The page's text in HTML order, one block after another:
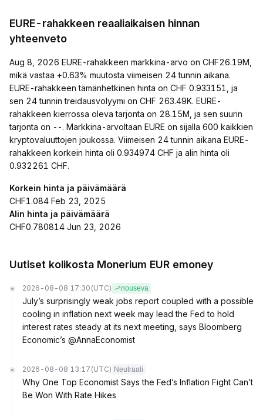
EURE-rahakkeen reaaliaikaisen hinnan
yhteenveto
Aug 8, 2026 EURE-rahakkeen markkina-arvo on CHF26.19M,
mikä vastaa +0.63% muutosta viimeisen 24 tunnin aikana.
EURE-rahakkeen tämänhetkinen hinta on CHF 0.933151, ja
sen 24 tunnin treidausvolyymi on CHF 263.49K. EURE-
rahakkeen kierrossa oleva tarjonta on 28.15M, ja sen suurin
tarjonta on --. Markkina-arvoltaan EURE on sijalla 600 kaikkien
kryptovaluuttojen joukossa. Viimeisen 24 tunnin aikana EURE-
rahakkeen korkein hinta oli 0.934974 CHF ja alin hinta oli
0.932261 CHF.
Korkein hinta ja päivämäärä
CHF1.084 Feb 23, 2025
Alin hinta ja päivämäärä
CHF0.780814 Jun 23, 2026
Uutiset kolikosta Monerium EUR emoney
2026-08-08 17:30 (UTC) nouseva
July’s surprisingly weak jobs report coupled with a possible
cooling in inflation next week may lead the Fed to hold
interest rates steady at its next meeting, says Bloomberg
Economic’s @AnnaEconomist
2026-08-08 13:17 (UTC) Neutraali
Why One Top Economist Says the Fed’s Inflation Fight Can’t
Be Won With Rate Hikes